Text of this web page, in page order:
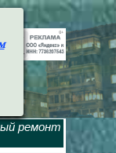
ремонт